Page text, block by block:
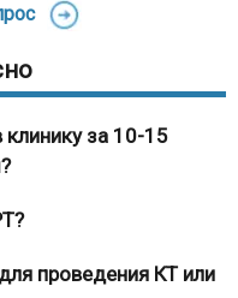
за 10-15
проведения КТ или